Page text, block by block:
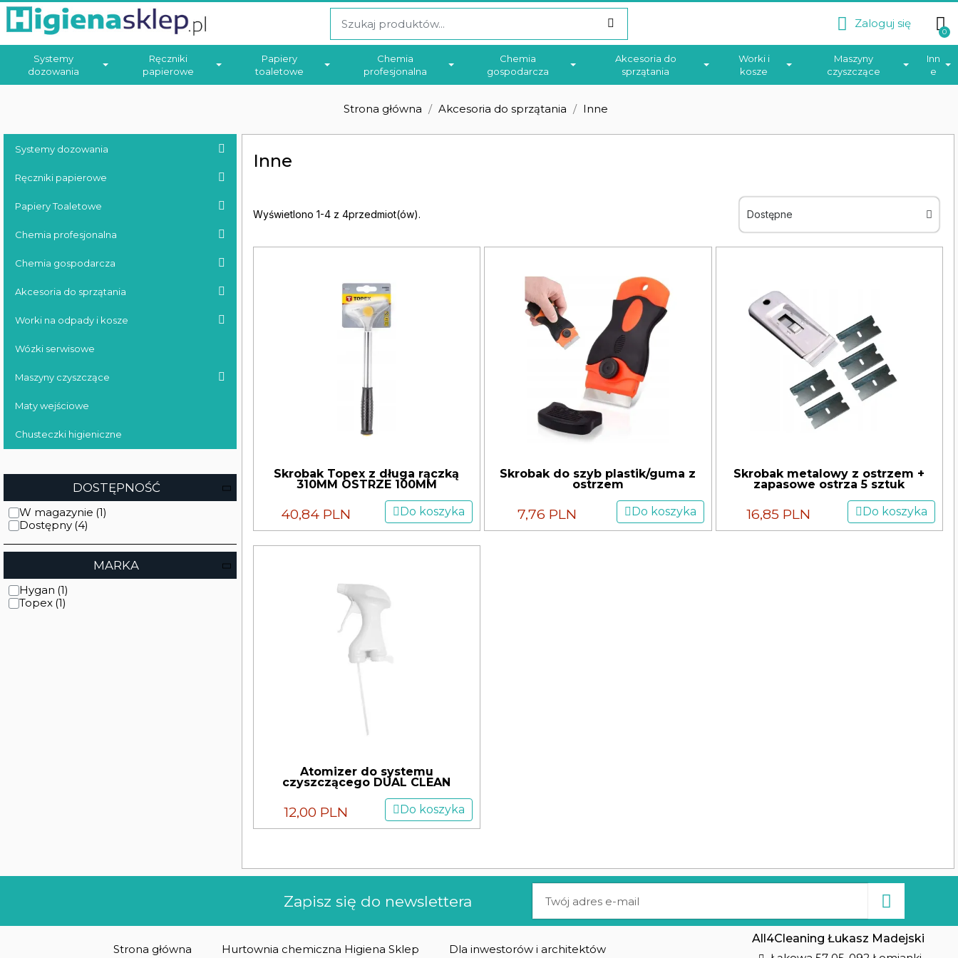
Zaloguj się
Systemy
dozowania
Ręczniki
papierowe
Papiery
toaletowe
Chemia
profesjonalna
Chemia
gospodarcza
Akcesoria do
sprzątania
Worki i
kosze
Maszyny
czyszczące
Inn
e
Strona główna Akcesoria do sprzątania Inne
Systemy dozowania
Ręczniki papierowe
Papiery Toaletowe
Chemia profesjonalna
Chemia gospodarcza
Akcesoria do sprzątania
Worki na odpady i kosze
Wózki serwisowe
Maszyny czyszczące
Maty wejściowe
Chusteczki higieniczne
DOSTĘPNOŚĆ
W magazynie
Dostępny
MARKA
Hygan
Topex
Inne
Wyświetlono 1-4 z 4przedmiot(ów).
Skrobak Topex z długa rączką
310MM OSTRZE 100MM
40,84 PLN Do koszyka
Skrobak do szyb plastik/guma z
ostrzem
7,76 PLN Do koszyka
Skrobak metalowy z ostrzem +
zapasowe ostrza 5 sztuk
16,85 PLN Do koszyka
Atomizer do systemu
czyszczącego DUAL CLEAN
12,00 PLN Do koszyka
Zapisz się do newslettera
Strona główna Hurtownia chemiczna Higiena Sklep Dla inwestorów i architektów
All4Cleaning Łukasz Madejski